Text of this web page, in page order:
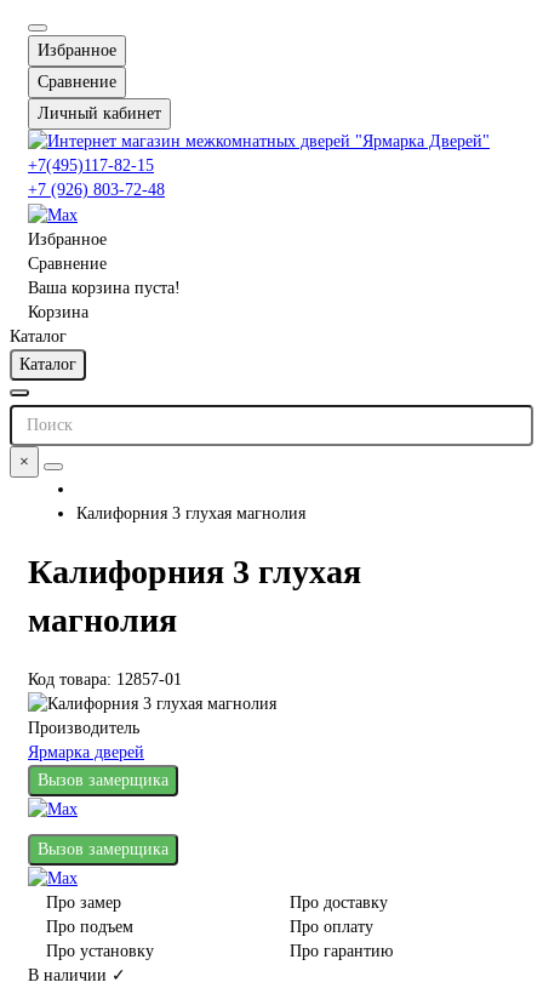
Избранное
Сравнение
Личный кабинет
+7(495)117-82-15
+7 (926) 803-72-48
Избранное
Сравнение
Ваша корзина пуста!
Корзина
Каталог
Каталог
×
Калифорния 3 глухая магнолия
Калифорния 3 глухая
магнолия
Код товара: 12857-01
Производитель
Ярмарка дверей
Вызов замерщика
Вызов замерщика
Про замер
Про доставку
Про подъем
Про оплату
Про установку
Про гарантию
В наличии ✓